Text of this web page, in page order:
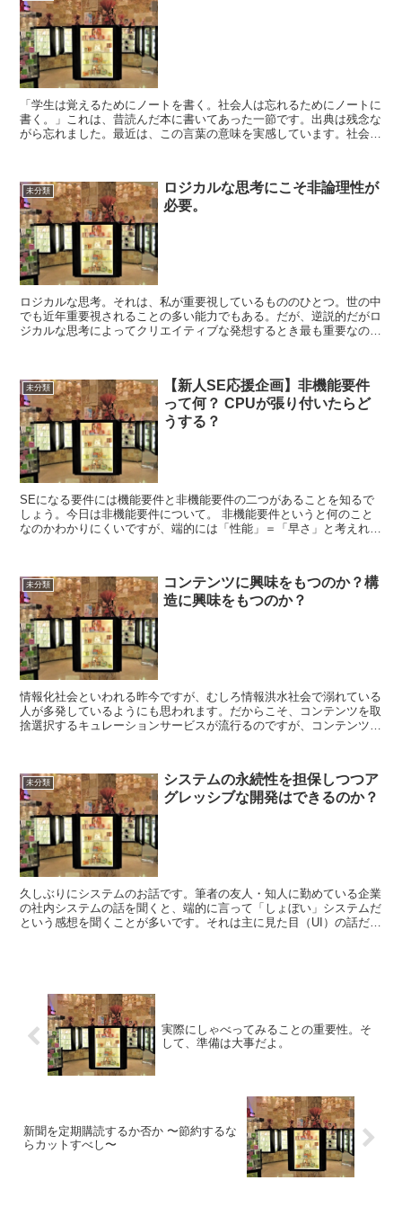
「学生は覚えるためにノートを書く。社会人は忘れるためにノートに
書く。」これは、昔読んだ本に書いてあった一節です。出典は残念な
がら忘れました。最近は、この言葉の意味を実感しています。社会人
未分類
ロジカルな思考にこそ非論理性が
必要。
ロジカルな思考。それは、私が重要視しているもののひとつ。世の中
でも近年重要視されることの多い能力でもある。だが、逆説的だがロ
ジカルな思考によってクリエイティブな発想するとき最も重要なのは
未分類
【新人SE応援企画】非機能要件
って何？ CPUが張り付いたらど
うする？
SEになる要件には機能要件と非機能要件の二つがあることを知るで
しょう。今日は非機能要件について。 非機能要件というと何のこと
なのかわかりにくいですが、端的には「性能」＝「早さ」と考えれば
未分類
コンテンツに興味をもつのか？構
造に興味をもつのか？
情報化社会といわれる昨今ですが、むしろ情報洪水社会で溺れている
人が多発しているようにも思われます。だからこそ、コンテンツを取
捨選択するキュレーションサービスが流行るのですが、コンテンツの
未分類
システムの永続性を担保しつつア
グレッシブな開発はできるのか？
久しぶりにシステムのお話です。筆者の友人・知人に勤めている企業
の社内システムの話を聞くと、端的に言って「しょぼい」システムだ
という感想を聞くことが多いです。それは主に見た目（UI）の話だっ
実際にしゃべってみることの重要性。そ
して、準備は大事だよ。
新聞を定期購読するか否か 〜節約するな
らカットすべし〜